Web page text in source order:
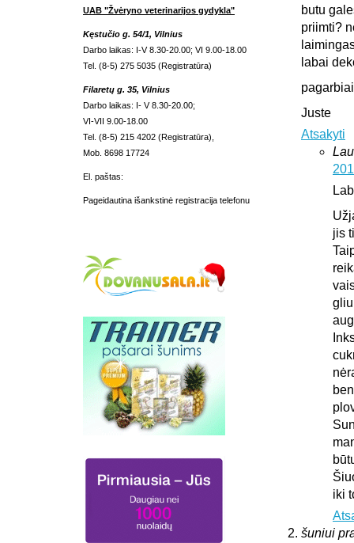
UAB "Žvėryno veterinarijos gydykla"
Kęstučio g. 54/1, Vilnius
Darbo laikas: I-V 8.30-20.00; VI 9.00-18.00
Tel. (8-5) 275 5035 (Registratūra)
Filaretų g. 35, Vilnius
Darbo laikas: I- V 8.30-20.00;
VI-VII 9.00-18.00
Tel. (8-5) 215 4202 (Registratūra),
Mob. 8698 17724
El. paštas:
Pageidautina išankstinė registracija telefonu
butu
priimti?
labai
Juste
Atsakyti
jis
iki
šuniui